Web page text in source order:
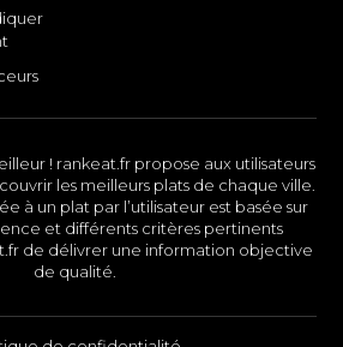
! rankeat.fr propose aux utilisateurs
les meilleurs plats de chaque ville.
à un plat par l’utilisateur est basée sur
et différents critères pertinents
de délivrer une information objective
de qualité.